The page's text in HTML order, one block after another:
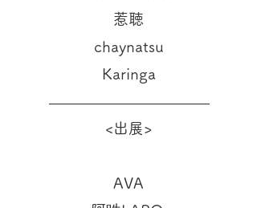
惹聴
chaynatsu
Karinga
<出展>
AVA